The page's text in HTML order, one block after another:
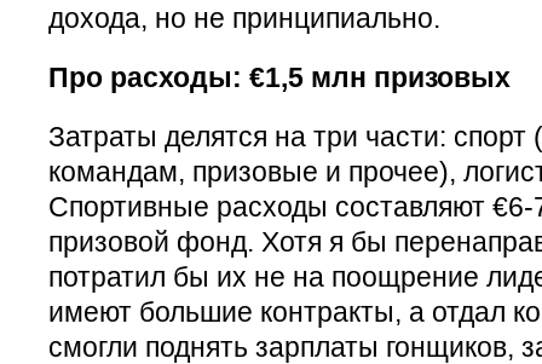
дохода, но не принципиально.
Про расходы: €1,5 млн призовых
Затраты делятся на три части:
командам, призовые и прочее),
Спортивные расходы составляют
призовой фонд. Хотя я бы
потратил бы их не на поощрение
имеют большие контракты, а отдал
смогли поднять зарплаты гонщиков,